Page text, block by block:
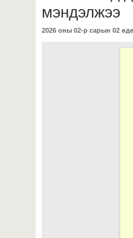
мэндэлжээ
2026 оны 02-р сарын 02